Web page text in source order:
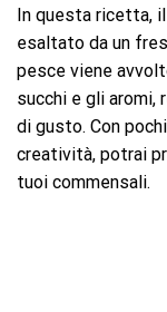
In questa ricetta,
esaltato da un
pesce viene
succhi e gli aromi,
di gusto. Con
creatività, potrai
tuoi commensali.